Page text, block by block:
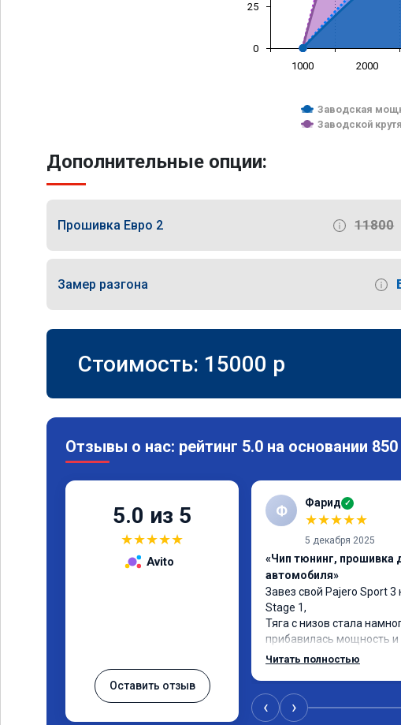
Заводская
Заводской
1000 2000
0
25
Дополнительные опции:
Прошивка Евро 2 11800
Замер разгона
Стоимость: 15000 p
Отзывы о нас: рейтинг 5.0 на основании
5.0 из 5
★★★★★
Avito
Оставить отзыв
Ф Фарид ✓
★★★★★
5 декабря 2025
«Чип тюнинг, прошивка
автомобиля»
Завез свой Pajero Sport 3
Stage 1,
Тяга с низов стала
прибавилась мощность и
стала отзывчивее.
качественно!
Читал что в Австралии
Читать полностью
‹ ›